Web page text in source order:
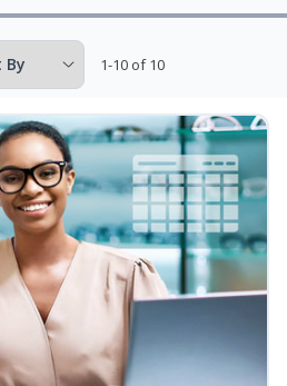
1-10 of 10